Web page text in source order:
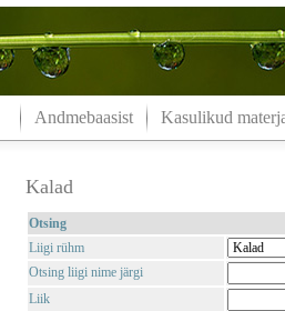
Andmebaasist Kasulikud
Kalad
Otsing
Liigi rühm
Otsing liigi nime järgi
Liik